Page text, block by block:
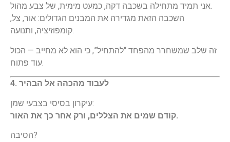
אני תמיד מתחילה בשכבה דקה, כמעט מימית, של צבע מהול.
השכבה הזאת מגדירה את המבנים הגדולים: אור, צל,
קומפוזיציה, ותנועה.
זה שלב שמשחרר מהפחד “להתחיל”, כי הוא לא מחייב — הכול
עוד פתוח.
4. לעבוד מהכהה אל הבהיר
עיקרון בסיסי בצבעי שמן:
קודם שמים את הצללים, ורק אחר כך את האור.
הסיבה?